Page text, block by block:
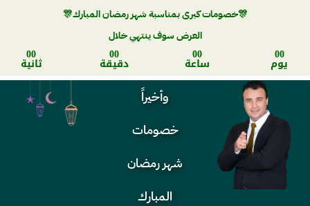
🎊خصومات كبرى بمناسبة شهر رمضان المبارك🎊
العرض سوف ينتهي خلال
00
يوم
00
ساعة
00
دقيقة
00
ثانية
وأخيراً
خصومات
شهر رمضان
المبارك